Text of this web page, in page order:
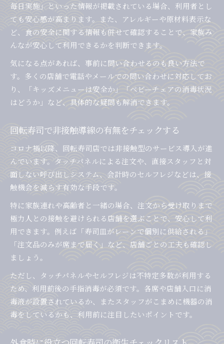
毎日実施」といった情報が掲載されている場合、利用者とし
ても安心感が高まります。また、アレルギーや原材料表示な
ど、食の安全に関する情報も併せて確認することで、家族み
んなが安心して利用できるかを判断できます。
気になる点があれば、事前に問い合わせるのも良い方法で
す。多くの店舗で電話やメールでの問い合わせに対応してお
り、「キッズメニューは安全か」「ベビーチェアの消毒状況
はどうか」など、具体的な疑問も解消できます。
回転寿司で非接触導線の有無をチェックする
コロナ禍以降、回転寿司店では非接触型のサービス導入が進
んでいます。タッチパネルによる注文や、直接スタッフと対
面しない呼び出しシステム、会計時のセルフレジなどは、接
触機会を減らす有効な手段です。
特に家族連れや高齢者と一緒の場合、注文から受け取りまで
極力人との接触を避けられる店舗を選ぶことで、安心して利
用できます。例えば「寿司皿がレーンで個別に供給される」
「注文品のみが席まで届く」など、店舗ごとの工夫も確認し
ましょう。
ただし、タッチパネルやセルフレジは不特定多数が利用する
ため、利用前後の手指消毒が必須です。各席や店舗入口に消
毒液が設置されているか、またスタッフがこまめに機器の消
毒をしているかも、利用前に注目したいポイントです。